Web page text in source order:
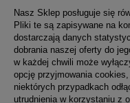
Nasz Sklep posługuje się
Pliki te są zapisywane na
dostarczają danych
dobrania naszej oferty do
w każdej chwili może
opcję przyjmowania
niektórych przypadkach
utrudnienia w korzystaniu z